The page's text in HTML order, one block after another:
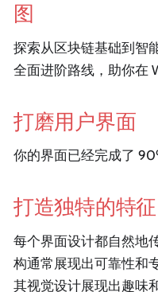
图
探索从区块链基础到智
全面进阶路线，助你在
打磨用户界面
你的界面已经完成了
打造独特的特征
每个界面设计都自然地
构通常展现出可靠性和
其视觉设计展现出趣味